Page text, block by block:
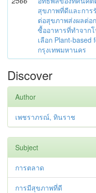
สุขภาพที่ดีและการ
ต่อสุขภาพส่งผลต่อ
ซื้ออาหารที่ทำจาก
เลือก Plant-based
กรุงเทพมหานคร
Discover
Author
เพชราภรณ์, ทินราช
Subject
การตลาด
การมีสุขภาพที่ดี